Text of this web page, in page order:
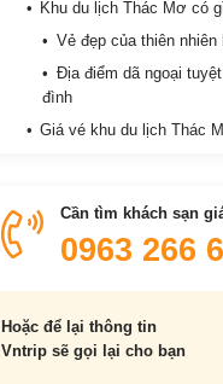
Khu du lịch Thác Mơ có
Vẻ đẹp của thiên nhiên
Địa điểm dã ngoại
đình
Giá vé khu du lịch Thác
Cần tìm khách sạn
0963 266
Hoặc để lại thông tin
Vntrip sẽ gọi lại cho bạn